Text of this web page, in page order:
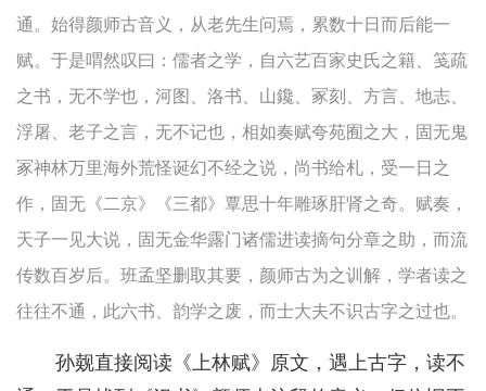
通。始得颜师古音义，从老先生问焉，累数十日而后能一
赋。于是喟然叹曰：儒者之学，自六艺百家史氏之籍、笺疏
之书，无不学也，河图、洛书、山鑱、冢刻、方言、地志、
浮屠、老子之言，无不记也，相如奏赋夸苑囿之大，固无鬼
冢神林万里海外荒怪诞幻不经之说，尚书给札，受一日之
作，固无《二京》《三都》覃思十年雕琢肝肾之奇。赋奏，
天子一见大说，固无金华露门诸儒进读摘句分章之助，而流
传数百岁后。班孟坚删取其要，颜师古为之训解，学者读之
往往不通，此六书、韵学之废，而士大夫不识古字之过也。
孙觌直接阅读《上林赋》原文，遇上古字，读不